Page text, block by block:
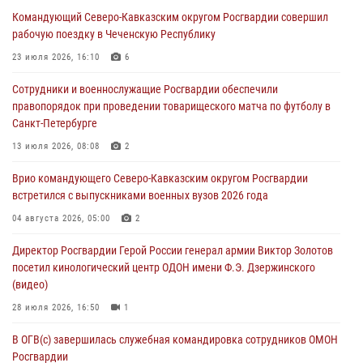
Смольного собора в Санкт-Петербурге (видео)
07 августа 2026, 11:34
взрывобезопасности
07 августа 2026, 11:33
Рэпер ST посетил раненых росгвардейцев в Главном военном
07 августа 2026, 11:18 2
Патриотическая акция «Каникулы с Росгвардией» прошла в
07 августа 2026, 11:00
Командующий Северо-Кавказским округом Росгвардии совершил
рабочую поездку в Чеченскую Республику
23 июля 2026, 16:10 6
Сотрудники и военнослужащие Росгвардии обеспечили
правопорядок при проведении товарищеского матча по футболу в
Санкт-Петербурге
13 июля 2026, 08:08 2
Врио командующего Северо-Кавказским округом Росгвардии
встретился с выпускниками военных вузов 2026 года
04 августа 2026, 05:00 2
Директор Росгвардии Герой России генерал армии Виктор Золотов
посетил кинологический центр ОДОН имени Ф.Э. Дзержинского
(видео)
28 июля 2026, 16:50 1
В ОГВ(с) завершилась служебная командировка сотрудников ОМОН
Росгвардии